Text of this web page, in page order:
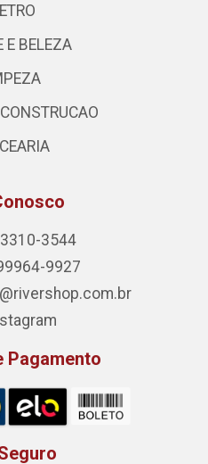
E BELEZA
3544
9927
Pagamento